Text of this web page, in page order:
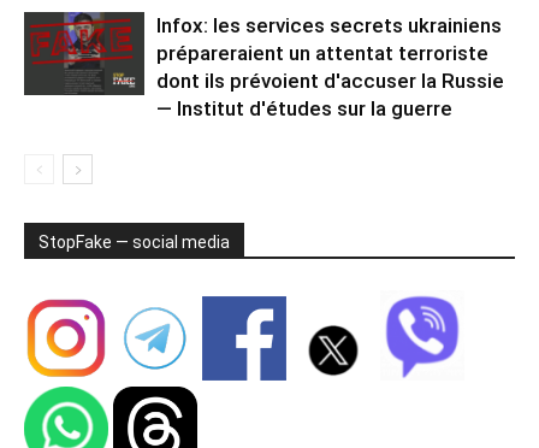
Infox: les services secrets ukrainiens
prépareraient un attentat terroriste
dont ils prévoient d'accuser la Russie
— Institut d'études sur la guerre
StopFake — social media